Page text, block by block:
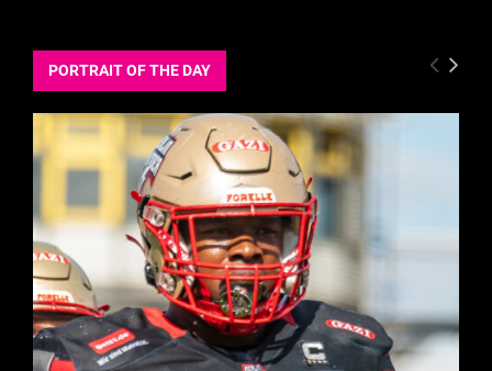
PORTRAIT OF THE DAY